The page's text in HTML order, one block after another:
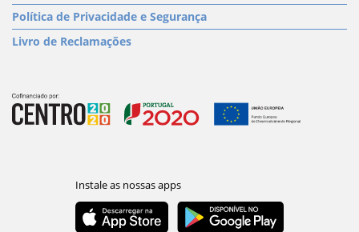
Política de Privacidade e Segurança
Livro de Reclamações